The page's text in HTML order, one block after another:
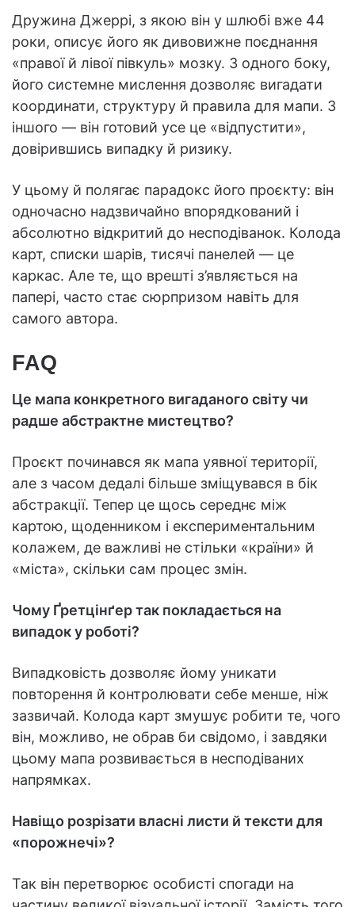
Дружина Джеррі, з якою він у шлюбі вже 44
роки, описує його як дивовижне поєднання
«правої й лівої півкуль» мозку. З одного боку,
його системне мислення дозволяє вигадати
координати, структуру й правила для мапи. З
іншого — він готовий усе це «відпустити»,
довірившись випадку й ризику.
У цьому й полягає парадокс його проєкту: він
одночасно надзвичайно впорядкований і
абсолютно відкритий до несподіванок. Колода
карт, списки шарів, тисячі панелей — це
каркас. Але те, що врешті з’являється на
папері, часто стає сюрпризом навіть для
самого автора.
FAQ
Це мапа конкретного вигаданого світу чи
радше абстрактне мистецтво?
Проєкт починався як мапа уявної території,
але з часом дедалі більше зміщувався в бік
абстракції. Тепер це щось середнє між
картою, щоденником і експериментальним
колажем, де важливі не стільки «країни» й
«міста», скільки сам процес змін.
Чому Ґретцінґер так покладається на
випадок у роботі?
Випадковість дозволяє йому уникати
повторення й контролювати себе менше, ніж
зазвичай. Колода карт змушує робити те, чого
він, можливо, не обрав би свідомо, і завдяки
цьому мапа розвивається в несподіваних
напрямках.
Навіщо розрізати власні листи й тексти для
«порожнечі»?
Так він перетворює особисті спогади на